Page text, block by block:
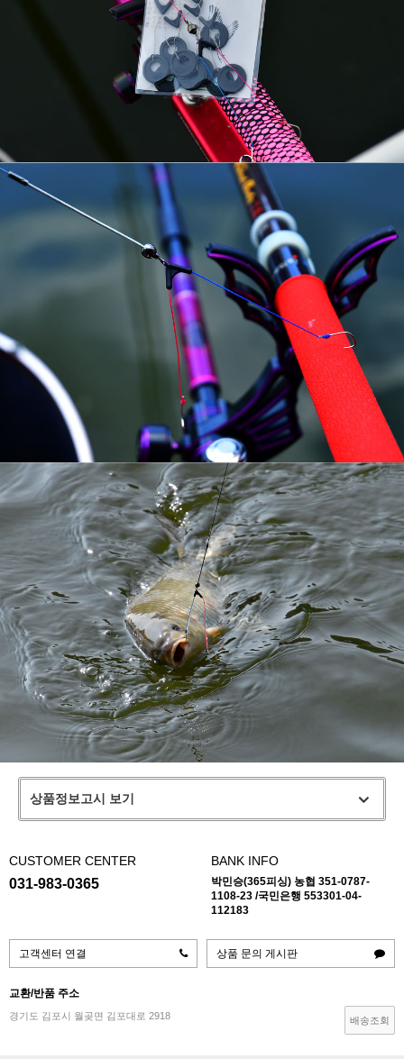
상품정보고시 보기
CUSTOMER CENTER
031-983-0365
BANK INFO
박민승(365피싱) 농협 351-0787-
1108-23 /국민은행 553301-04-
112183
고객센터 연결 상품 문의 게시판
교환/반품 주소
경기도 김포시 월곶면 김포대로 2918 배송조회